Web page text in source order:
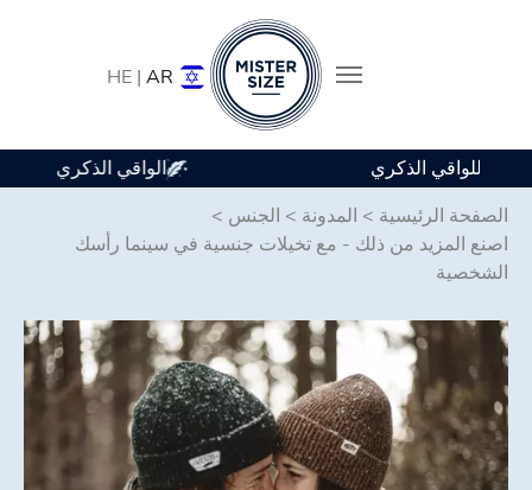
HE | AR
متوفر في 7 أحجام للواقي الذكري
الصفحة الرئيسية > المدونة > الجنس >
اصنع المزيد من ذلك - مع تخيلات جنسية في سينما رأسك
الشخصية